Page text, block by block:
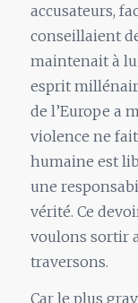
accusateurs,
conseillaient
maintenait à
esprit
de l’Europe a
violence ne
humaine est
une
vérité. Ce
voulons sortir
traversons.
Car le plus